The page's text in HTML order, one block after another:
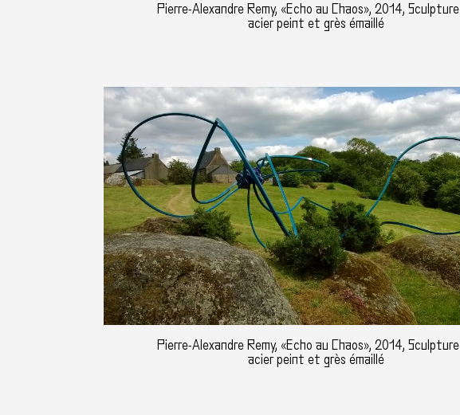
Pierre-Alexandre Remy, «Echo au Chaos», 2014,
acier peint et grès émaillé
Pierre-Alexandre Remy, «Echo au Chaos», 2014,
acier peint et grès émaillé